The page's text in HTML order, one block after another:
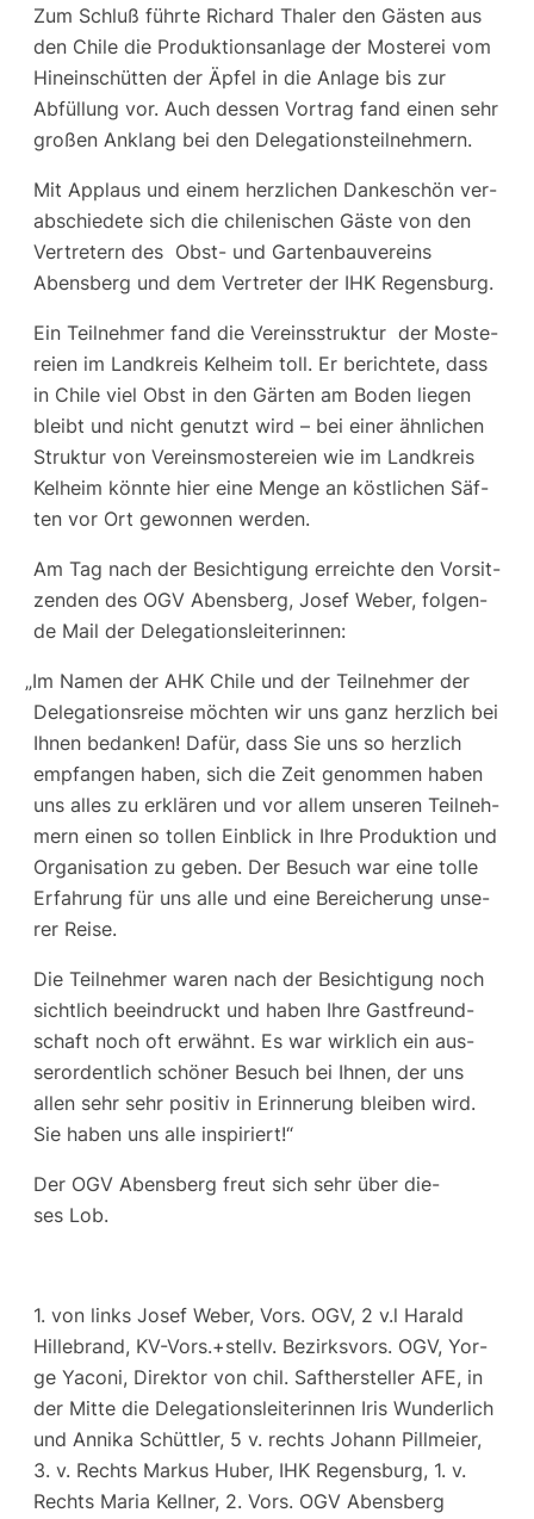
Zum Schluß führ­te Richard Tha­ler den Gäs­ten aus
den Chi­le die Pro­duk­ti­ons­an­la­ge der Mos­te­rei vom
Hin­ein­schüt­ten der Äpfel in die Anla­ge bis zur
Abfül­lung vor. Auch des­sen Vor­trag fand einen sehr
gro­ßen Anklang bei den Delegationsteilnehmern.
Mit Applaus und einem herz­li­chen Dan­ke­schön ver­
ab­schie­de­te sich die chi­le­ni­schen Gäs­te von den
Ver­tre­tern des Obst- und Gar­ten­bau­ver­eins
Abens­berg und dem Ver­tre­ter der IHK Regensburg.
Ein Teil­neh­mer fand die Ver­eins­struk­tur der Mos­te­
rei­en im Land­kreis Kel­heim toll. Er berich­te­te, dass
in Chi­le viel Obst in den Gär­ten am Boden lie­gen
bleibt und nicht genutzt wird – bei einer ähn­li­chen
Struk­tur von Ver­eins­mos­te­rei­en wie im Land­kreis
Kel­heim könn­te hier eine Men­ge an köst­li­chen Säf­
ten vor Ort gewon­nen werden.
Am Tag nach der Besich­ti­gung erreich­te den Vor­sit­
zen­den des OGV Abens­berg, Josef Weber, fol­gen­
de Mail der Delegationsleiterinnen:
„Im Namen der AHK Chi­le und der Teil­neh­mer der
Dele­ga­ti­ons­rei­se möch­ten wir uns ganz herz­lich bei
Ihnen bedan­ken! Dafür, dass Sie uns so herz­lich
emp­fan­gen haben, sich die Zeit genom­men haben
uns alles zu erklä­ren und vor allem unse­ren Teil­neh­
mern einen so tol­len Ein­blick in Ihre Pro­duk­ti­on und
Orga­ni­sa­ti­on zu geben. Der Besuch war eine tol­le
Erfah­rung für uns alle und eine Berei­che­rung unse­
rer Reise.
Die Teil­neh­mer waren nach der Besich­ti­gung noch
sicht­lich beein­druckt und haben Ihre Gast­freund­
schaft noch oft erwähnt. Es war wirk­lich ein aus­
ser­or­dent­lich schö­ner Besuch bei Ihnen, der uns
allen sehr sehr posi­tiv in Erin­ne­rung blei­ben wird.
Sie haben uns alle inspiriert!“
Der OGV Abens­berg freut sich sehr über die­
ses Lob.
1. von links Josef Weber, Vors. OGV, 2 v.l Harald
Hil­le­brand, KV-Vors.+stellv. Bezirks­vors. OGV, Yor­
ge Yaco­ni, Direk­tor von chil. Saf­ther­stel­ler AFE, in
der Mit­te die Dele­ga­ti­ons­lei­te­rin­nen Iris Wun­der­lich
und Anni­ka Schütt­ler, 5 v. rechts Johann Pill­mei­er,
3. v. Rechts Mar­kus Huber, IHK Regens­burg, 1. v.
Rechts Maria Kell­ner, 2. Vors. OGV Abensberg